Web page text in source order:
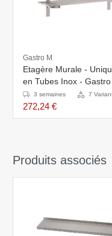
Gastro M
Etagère Murale -
en Tubes Inox -
Disponibles en 7 Tailles
3 semaines 7
272,24 €
Produits associés